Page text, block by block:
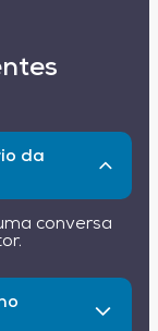
da
conversa